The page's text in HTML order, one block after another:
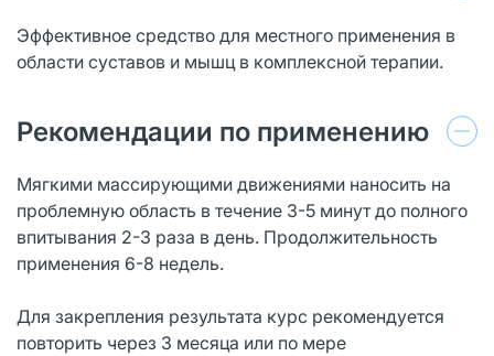
Эффективное средство для местного применения в
области суставов и мышц в комплексной терапии.
Рекомендации по применению
Мягкими массирующими движениями наносить на
проблемную область в течение 3-5 минут до полного
впитывания 2-3 раза в день. Продолжительность
применения 6-8 недель.
Для закрепления результата курс рекомендуется
повторить через 3 месяца или по мере